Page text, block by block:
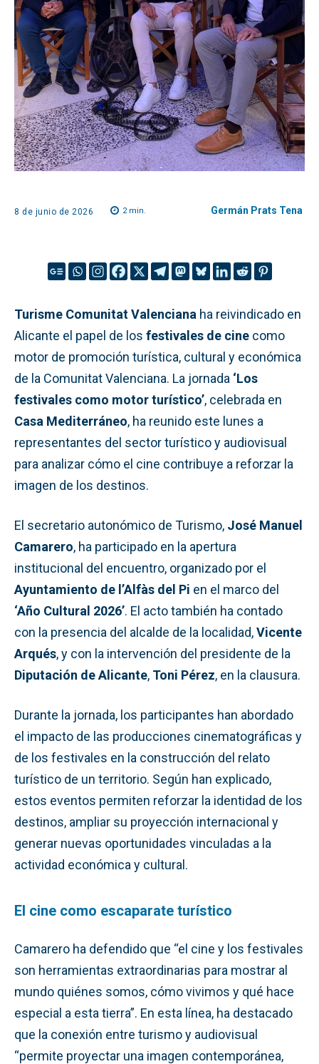
8 de junio de 2026 2min. Germán Prats Tena
Turisme Comunitat Valenciana ha reivindicado en
Alicante el papel de los festivales de cine como
motor de promoción turística, cultural y económica
de la Comunitat Valenciana. La jornada ‘Los
festivales como motor turístico’, celebrada en
Casa Mediterráneo, ha reunido este lunes a
representantes del sector turístico y audiovisual
para analizar cómo el cine contribuye a reforzar la
imagen de los destinos.
El secretario autonómico de Turismo, José Manuel
Camarero, ha participado en la apertura
institucional del encuentro, organizado por el
Ayuntamiento de l’Alfàs del Pi en el marco del
‘Año Cultural 2026’. El acto también ha contado
con la presencia del alcalde de la localidad,Vicente
Arqués, y con la intervención del presidente de la
Diputación de Alicante, Toni Pérez, en la clausura.
Durante la jornada, los participantes han abordado
el impacto de las producciones cinematográficas y
de los festivales en la construcción del relato
turístico de un territorio. Según han explicado,
estos eventos permiten reforzar la identidad de los
destinos, ampliar su proyección internacional y
generar nuevas oportunidades vinculadas a la
actividad económica y cultural.
El cine como escaparate turístico
Camarero ha defendido que “el cine y los festivales
son herramientas extraordinarias para mostrar al
mundo quiénes somos, cómo vivimos y qué hace
especial a esta tierra”. En esta línea, ha destacado
que la conexión entre turismo y audiovisual
“permite proyectar una imagen contemporánea,